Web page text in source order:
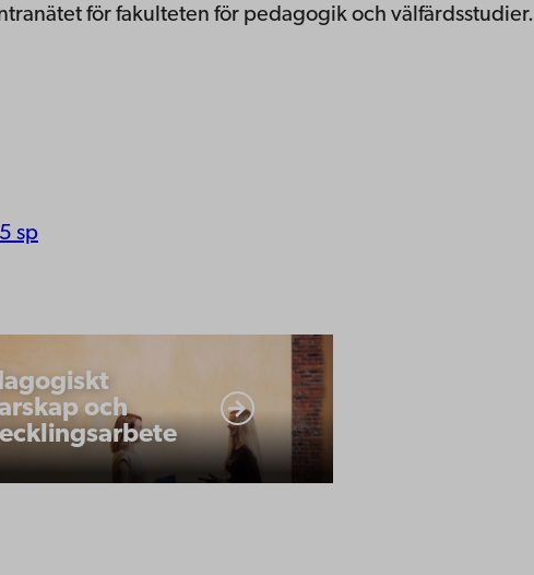
för fakulteten för pedagogik och välfärdsstudier.
sp
och